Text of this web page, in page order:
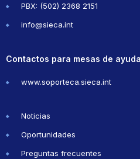
PBX: (502) 2368 2151
info@sieca.int
Contactos para mesas de
www.soporteca.sieca.int
Noticias
Oportunidades
Preguntas frecuentes